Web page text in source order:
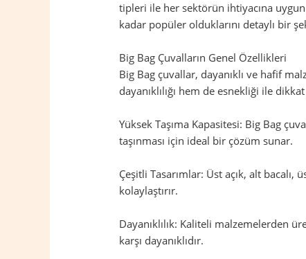
tipleri ile her sektörün ihtiyacına
kadar popüler olduklarını detaylı bir
Big Bag Çuvalların Genel Özellikleri
Big Bag çuvallar, dayanıklı ve hafif
dayanıklılığı hem de esnekliği ile
Yüksek Taşıma Kapasitesi: Big Bag
taşınması için ideal bir çözüm sunar.
Çeşitli Tasarımlar: Üst açık, alt
kolaylaştırır.
Dayanıklılık: Kaliteli malzemelerden
karşı dayanıklıdır.